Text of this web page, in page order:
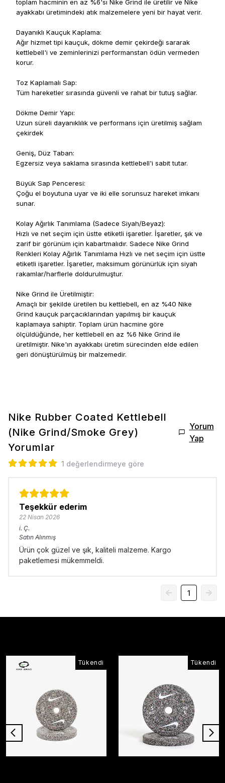
toplam hacminin en az %6'sı Nike Grind ile üretilir ve Nike
ayakkabı üretimindeki atık malzemelere yeni bir hayat verir.
Dayanıklı Kauçuk Kaplama:
Ağır hizmet tipi kauçuk, dökme demir çekirdeği sararak
kettlebell'i ve zeminlerinizi performanstan ödün vermeden
korur.
Toz Kaplamalı Sap:
Tüm hareketler sırasında güvenli ve rahat bir tutuş sağlar.
Dökme Demir Yapı:
Uzun süreli dayanıklılık ve performans için üretilmiş sağlam
çekirdek
Geniş, Düz Taban:
Egzersiz veya saklama sırasında kettlebell'i sabit tutar.
Büyük Sap Penceresi:
Çoğu el boyutuna uyar ve iki elle sorunsuz hareket imkanı
sunar.
Kolay Ağırlık Tanımlama (Sadece Siyah/Beyaz):
Hızlı ve net seçim için üstte etiketli işaretler. İşaretler, şık ve
zarif bir görünüm için kabartmalıdır. Sadece Nike Grind
Renkleri Kolay Ağırlık Tanımlama Hızlı ve net seçim için üstte
etiketli işaretler. İşaretler, maksimum görünürlük için siyah
rakamlar/harflerle doldurulmuştur.
Nike Grind ile Üretilmiştir:
Amaçlı bir şekilde üretilen bu kettlebell, en az %40 Nike
Grind kauçuk parçacıklarından yapılmış bir kauçuk
kaplamaya sahiptir. Toplam ürün hacmine göre
ölçüldüğünde, her kettlebell en az %6 Nike Grind ile
üretilmiştir. Nike'ın ayakkabı üretim sürecinden elde edilen
geri dönüştürülmüş bir malzemedir.
Nike Rubber Coated Kettlebell
(Nike Grind/Smoke Grey)
Yorumlar
Yorum
Yap
1 değerlendirmeye göre
Teşekkür ederim
22 Nisan 2026
i. Ç.
Satın Alınmış
Ürün çok güzel ve şık, kaliteli malzeme. Kargo
paketlemesi mükemmeldi.
1
Tükendi Tükendi